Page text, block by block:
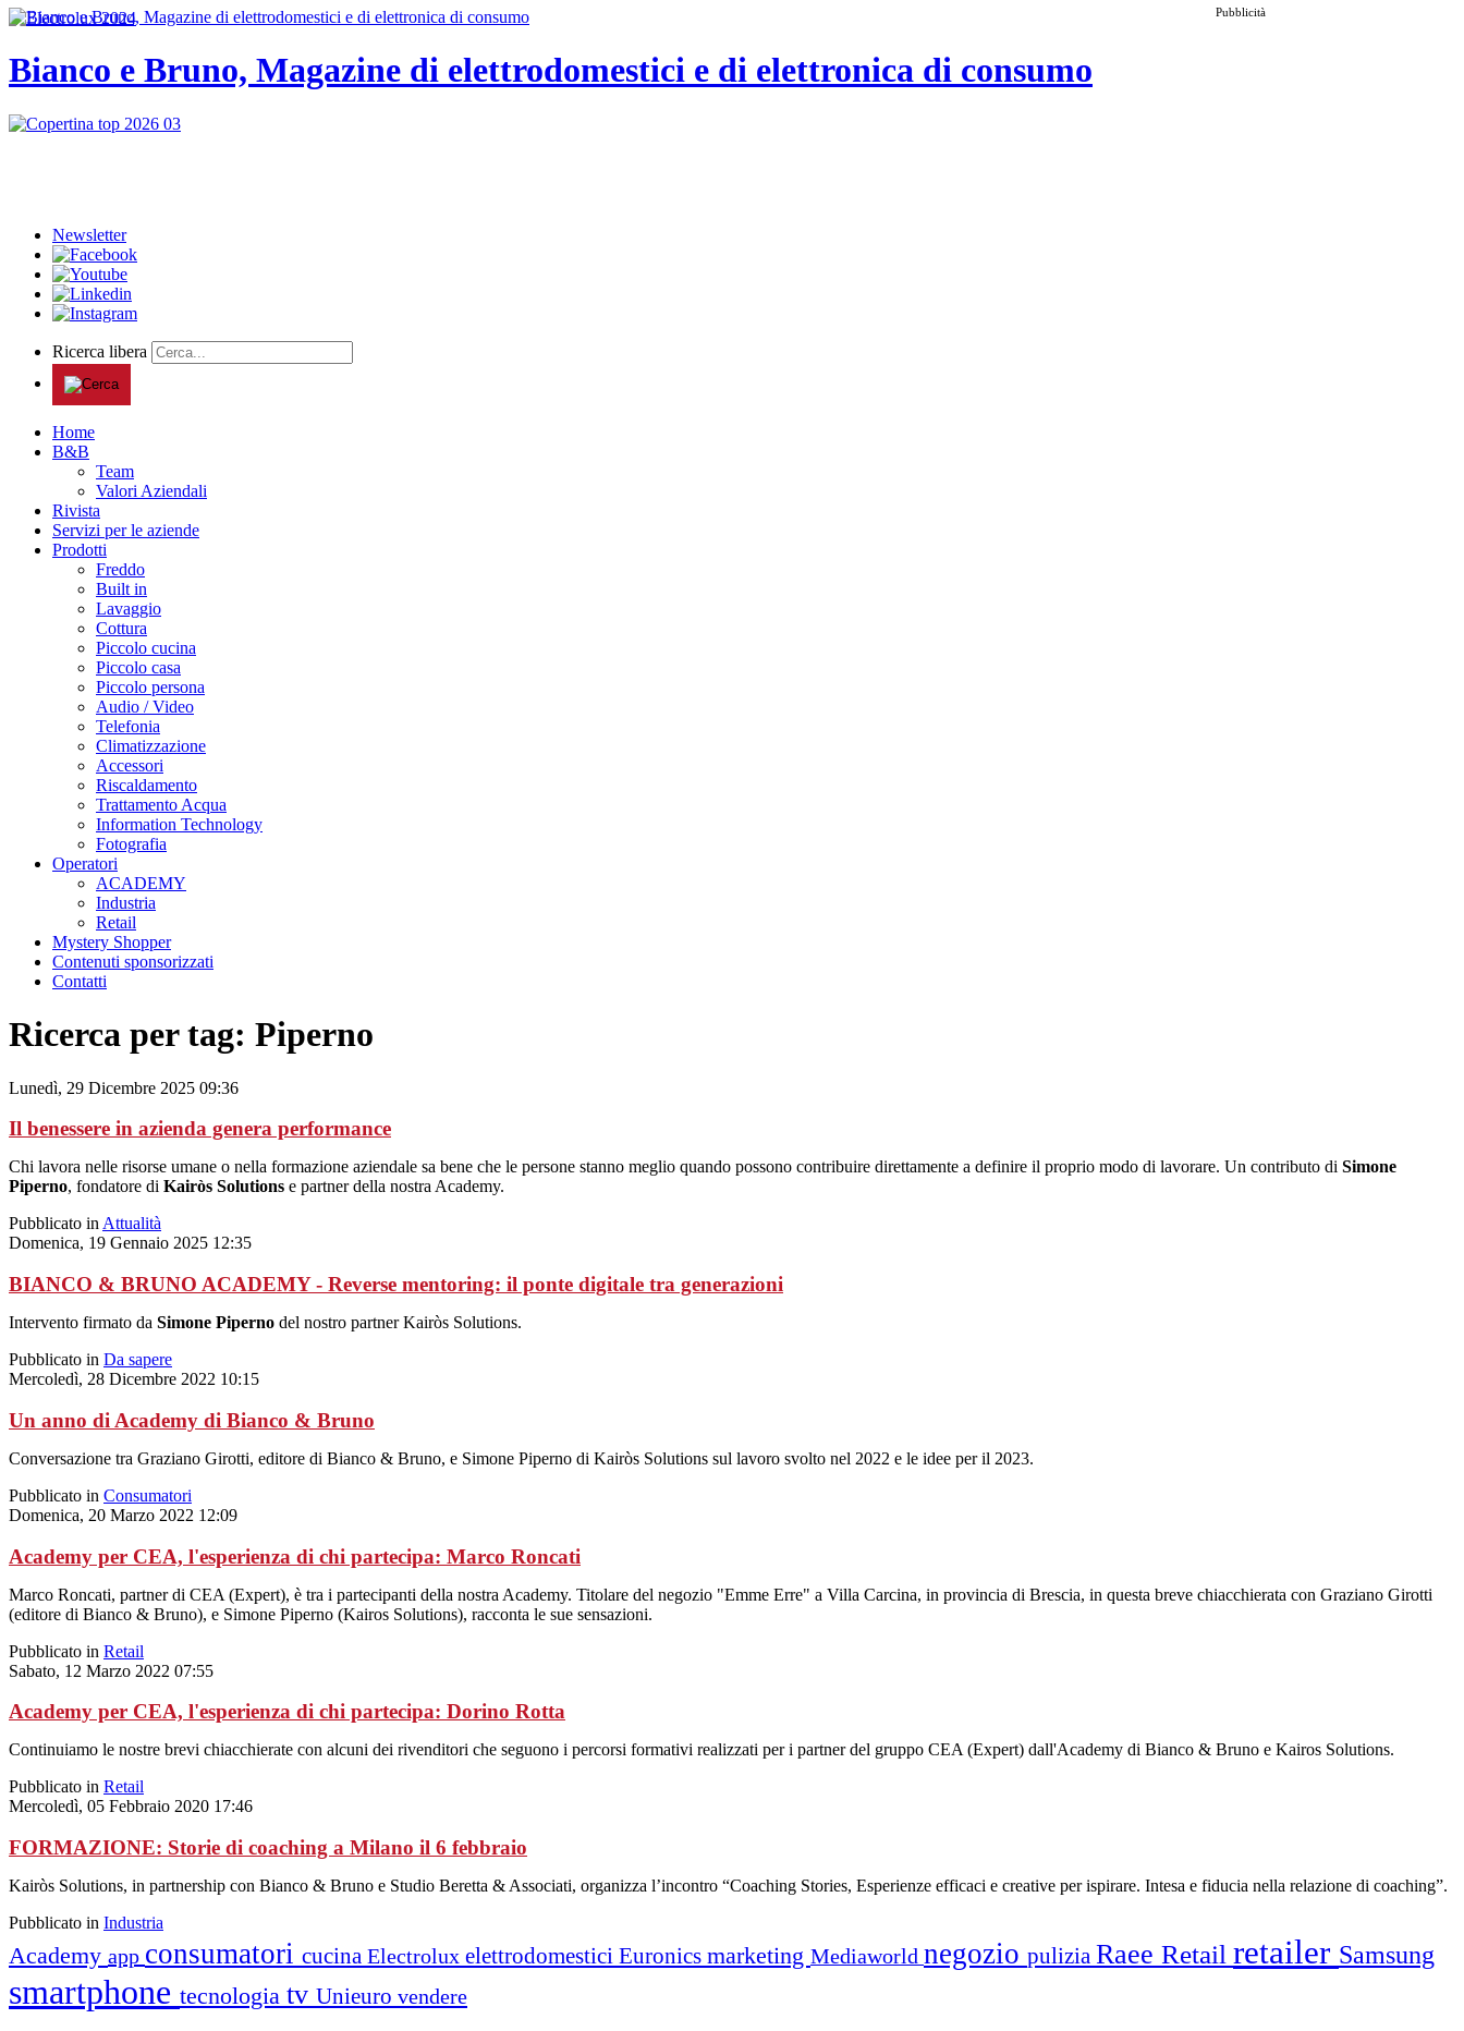
Pubblicità
Bianco e Bruno, Magazine di elettrodomestici e di elettronica di consumo
Newsletter
Ricerca libera
Home
B&B
Team
Valori Aziendali
Rivista
Servizi per le aziende
Prodotti
Freddo
Built in
Lavaggio
Cottura
Piccolo cucina
Piccolo casa
Piccolo persona
Audio / Video
Telefonia
Climatizzazione
Accessori
Riscaldamento
Trattamento Acqua
Information Technology
Fotografia
Operatori
ACADEMY
Industria
Retail
Mystery Shopper
Contenuti sponsorizzati
Contatti
Ricerca per tag: Piperno
Lunedì, 29 Dicembre 2025 09:36
Il benessere in azienda genera performance
Chi lavora nelle risorse umane o nella formazione aziendale sa bene che le persone stanno meglio quando possono contribuire direttamente a definire il proprio modo di lavorare. Un contributo di Simone
Piperno, fondatore di Kairòs Solutions e partner della nostra Academy.
Pubblicato inAttualità
Domenica, 19 Gennaio 2025 12:35
BIANCO & BRUNO ACADEMY - Reverse mentoring: il ponte digitale tra generazioni
Intervento firmato da Simone Piperno del nostro partner Kairòs Solutions.
Pubblicato in Da sapere
Mercoledì, 28 Dicembre 2022 10:15
Un anno di Academy di Bianco & Bruno
Conversazione tra Graziano Girotti, editore di Bianco & Bruno, e Simone Piperno di Kairòs Solutions sul lavoro svolto nel 2022 e le idee per il 2023.
Pubblicato in Consumatori
Domenica, 20 Marzo 2022 12:09
Academy per CEA, l'esperienza di chi partecipa: Marco Roncati
Marco Roncati, partner di CEA (Expert), è tra i partecipanti della nostra Academy. Titolare del negozio "Emme Erre" a Villa Carcina, in provincia di Brescia, in questa breve chiacchierata con Graziano Girotti
(editore di Bianco & Bruno), e Simone Piperno (Kairos Solutions), racconta le sue sensazioni.
Pubblicato in Retail
Sabato, 12 Marzo 2022 07:55
Academy per CEA, l'esperienza di chi partecipa: Dorino Rotta
Continuiamo le nostre brevi chiacchierate con alcuni dei rivenditori che seguono i percorsi formativi realizzati per i partner del gruppo CEA (Expert) dall'Academy di Bianco & Bruno e Kairos Solutions.
Pubblicato in Retail
Mercoledì, 05 Febbraio 2020 17:46
FORMAZIONE: Storie di coaching a Milano il 6 febbraio
Kairòs Solutions, in partnership con Bianco & Bruno e Studio Beretta & Associati, organizza l’incontro “Coaching Stories, Esperienze efficaci e creative per ispirare. Intesa e fiducia nella relazione di coaching”.
Pubblicato in Industria
Academy app consumatori cucina Electrolux elettrodomestici Euronics marketing Mediaworld negozio pulizia Raee Retail retailer Samsung
smartphone tecnologia tv Unieuro vendere